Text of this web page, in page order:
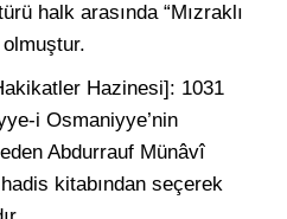
halk arasında “Mızraklı
Hazinesi]: 1031
i Osmaniyye’nin
Abdurrauf Münâvî
kitabından seçerek